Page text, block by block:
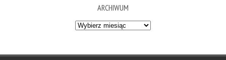
ARCHIWUM
Archiwum